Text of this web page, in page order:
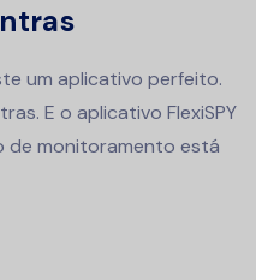
um aplicativo perfeito.
E o aplicativo FlexiSPY
de monitoramento está